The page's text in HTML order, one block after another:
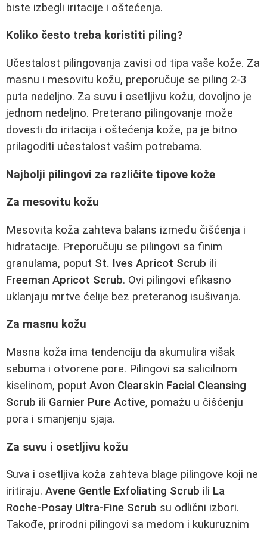
biste izbegli iritacije i oštećenja.
Koliko često treba koristiti piling?
Učestalost pilingovanja zavisi od tipa vaše kože. Za
masnu i mesovitu kožu, preporučuje se piling 2-3
puta nedeljno. Za suvu i osetljivu kožu, dovoljno je
jednom nedeljno. Preterano pilingovanje može
dovesti do iritacija i oštećenja kože, pa je bitno
prilagoditi učestalost vašim potrebama.
Najbolji pilingovi za različite tipove kože
Za mesovitu kožu
Mesovita koža zahteva balans između čišćenja i
hidratacije. Preporučuju se pilingovi sa finim
granulama, poput St. Ives Apricot Scrub ili
Freeman Apricot Scrub. Ovi pilingovi efikasno
uklanjaju mrtve ćelije bez preteranog isušivanja.
Za masnu kožu
Masna koža ima tendenciju da akumulira višak
sebuma i otvorene pore. Pilingovi sa salicilnom
kiselinom, poput Avon Clearskin Facial Cleansing
Scrub ili Garnier Pure Active, pomažu u čišćenju
pora i smanjenju sjaja.
Za suvu i osetljivu kožu
Suva i osetljiva koža zahteva blage pilingove koji ne
iritiraju. Avene Gentle Exfoliating Scrub ili La
Roche-Posay Ultra-Fine Scrub su odlični izbori.
Takođe, prirodni pilingovi sa medom i kukuruznim